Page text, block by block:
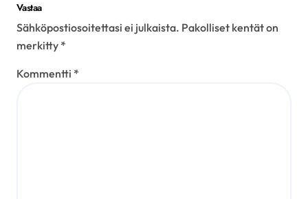
Vastaa
Sähköpostiosoitettasi ei julkaista. Pakolliset kentät on
merkitty *
Kommentti *